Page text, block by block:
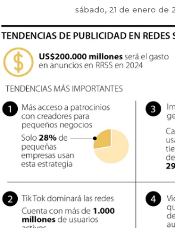
sábado, 21 de enero de